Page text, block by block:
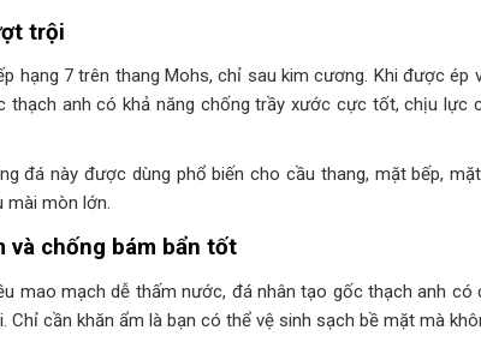
trội
hạng 7 trên thang Mohs, chỉ sau kim cương. Khi được ép
thạch anh có khả năng chống trầy xước cực tốt, chịu lực
đá này được dùng phổ biến cho cầu thang, mặt bếp,
mài mòn lớn.
và chống bám bẩn tốt
mao mạch dễ thấm nước, đá nhân tạo gốc thạch anh có
Chỉ cần khăn ẩm là bạn có thể vệ sinh sạch bề mặt mà